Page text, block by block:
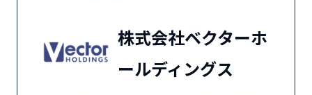
株式会社ベクターホ
ールディングス